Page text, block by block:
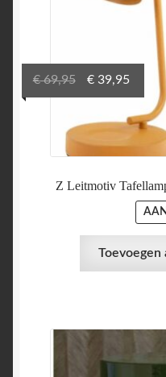
Z Leitmotiv
€69,95
Oorspronkelijke
prijs
was:
€ 69,95.
€39,95Huidige
prijs
is:
€
Toevoegen